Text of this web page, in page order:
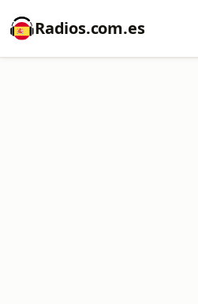
Radios.com.es